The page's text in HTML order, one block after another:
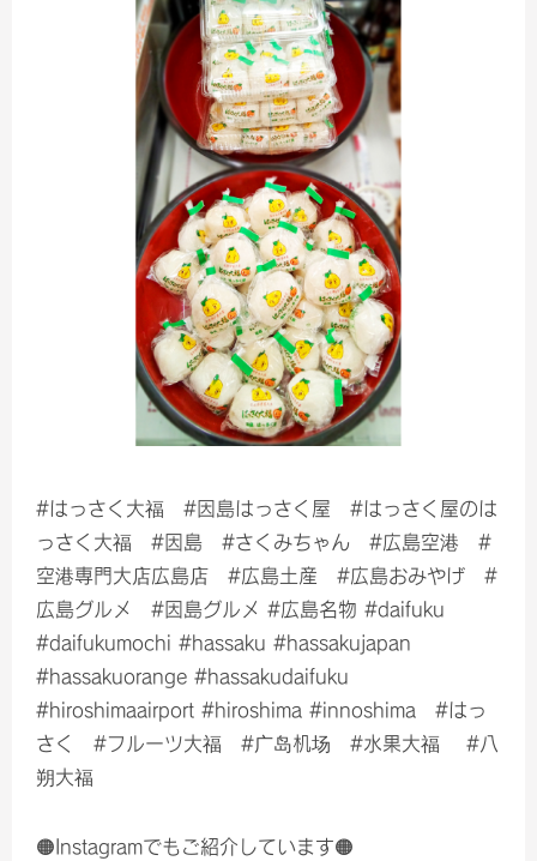
#はっさく大福 #因島はっさく屋 #はっさく屋のは
っさく大福 #因島 #さくみちゃん #広島空港 #
空港専門大店広島店 #広島土産 #広島おみやげ #
広島グルメ #因島グルメ #広島名物 #daifuku
#daifukumochi #hassaku #hassakujapan
#hassakuorange #hassakudaifuku
#hiroshimaairport #hiroshima #innoshima #はっ
さく #フルーツ大福 #广岛机场 #水果大福 #八
朔大福
🟠Instagramでもご紹介しています🟠